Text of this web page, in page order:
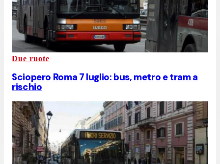
Due ruote
Sciopero Roma 7 luglio: bus, metro e tram a
rischio